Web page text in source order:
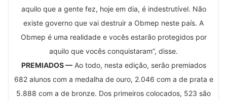
aquilo que a gente fez, hoje em dia, é indestrutível. Não
existe governo que vai destruir a Obmep neste país. A
Obmep é uma realidade e vocês estarão protegidos por
aquilo que vocês conquistaram”, disse.
PREMIADOS —Ao todo, nesta edição, serão premiados
682 alunos com a medalha de ouro, 2.046 com a de prata e
5.888 com a de bronze. Dos primeiros colocados, 523 são